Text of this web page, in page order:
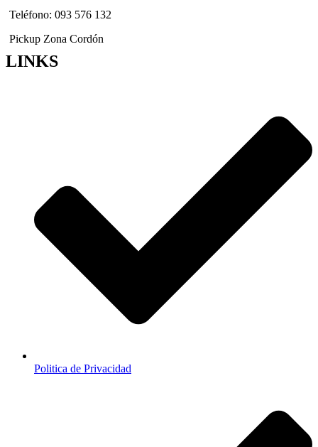
Teléfono: 093 576 132
Pickup Zona Cordón
LINKS
Politica de Privacidad